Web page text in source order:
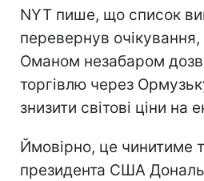
NYT пише, що список
перевернув
Оманом незабаром
торгівлю через
знизити світові ціни на
Ймовірно, це чинитиме
президента США